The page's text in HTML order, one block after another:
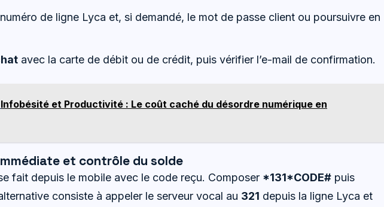
de ligne Lyca et, si demandé, le mot de passe client ou poursuivre en
avec la carte de débit ou de crédit, puis vérifier l’e-mail de confirmation.
Infobésité et Productivité : Le coût caché du désordre numérique en
et contrôle du solde
fait depuis le mobile avec le code reçu. Composer *131*CODE# puis
consiste à appeler le serveur vocal au 321 depuis la ligne Lyca et